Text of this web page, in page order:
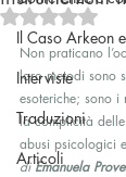
Il Caso Arkeon
Interviste
Traduzioni
Articoli
Valutazione
Non praticano
loro metodi sono
esoteriche; sono i
la complicità
abusi psicologici
di Emanuela